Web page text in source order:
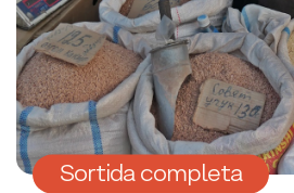
Sortida completa